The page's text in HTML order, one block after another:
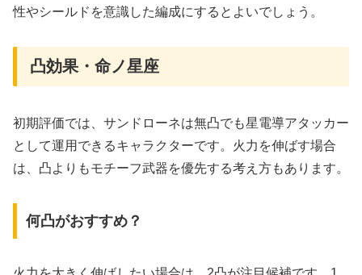
性やシールドを意識した編成にするとよいでしょう。
凸効果・命ノ星座
初期評価では、サンドローネは無凸でも星電導アタッカー
として運用できるキャラクターです。火力を伸ばす場合
は、凸よりもモチーフ武器を優先する考え方もあります。
何凸がおすすめ？